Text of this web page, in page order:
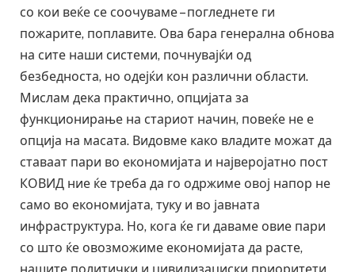
со кои веќе се соочуваме – погледнете ги
пожарите, поплавите. Ова бара генерална обнова
на сите наши системи, почнувајќи од
безбедноста, но одејќи кон различни области.
Мислам дека практично, опцијата за
функционирање на стариот начин, повеќе не е
опција на масата. Видовме како владите можат да
ставаат пари во економијата и најверојатно пост
КОВИД ние ќе треба да го одржиме овој напор не
само во економијата, туку и во јавната
инфраструктура. Но, кога ќе ги даваме овие пари
со што ќе овозможиме економијата да расте,